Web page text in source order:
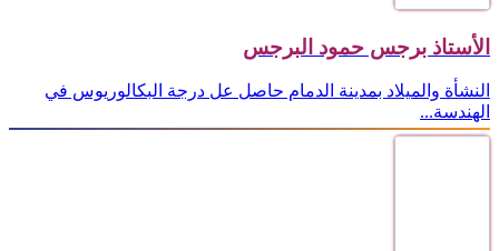
الأستاذ برجس حمود البرجس
النشأة والميلاد بمدينة الدمام حاصل عل درجة البكالوريوس في
الهندسة...